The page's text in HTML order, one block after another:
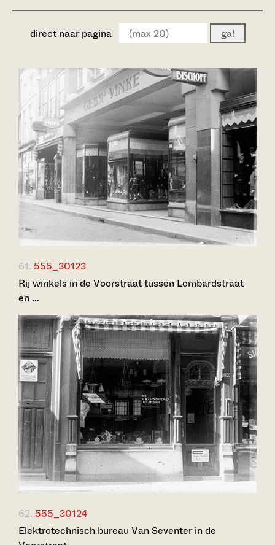
direct naar pagina ga!
61. 555_30123
Rij winkels in de Voorstraat tussen Lombardstraat
en …
62. 555_30124
Elektrotechnisch bureau Van Seventer in de